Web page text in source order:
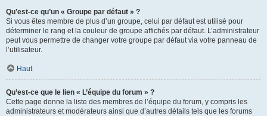
Qu’est-ce qu’un « Groupe par défaut » ?
Si vous êtes membre de plus d’un groupe, celui par défaut est utilisé pour
déterminer le rang et la couleur de groupe affichés par défaut. L’administrateur
peut vous permettre de changer votre groupe par défaut via votre panneau de
l’utilisateur.
Haut
Qu’est-ce que le lien « L’équipe du forum » ?
Cette page donne la liste des membres de l’équipe du forum, y compris les
administrateurs et modérateurs ainsi que d’autres détails tels que les forums